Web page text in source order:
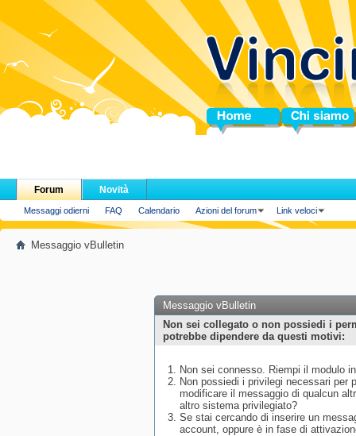
Home Chi siamo
Forum
Messaggi odierni FAQ Calendario Azioni del forum Link veloci
Novità
Messaggio vBulletin
Messaggio vBulletin
Non sei collegato o non possiedi i
potrebbe dipendere da questi motivi:
Non sei connesso. Riempi il modulo
Non possiedi i privilegi necessari per
modificare il messaggio di qualcun
altro sistema privilegiato?
Se stai cercando di inserire un
account, oppure è in fase di